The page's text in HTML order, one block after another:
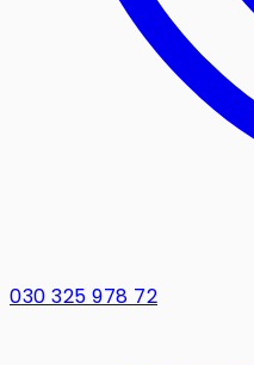
030 325 978 72